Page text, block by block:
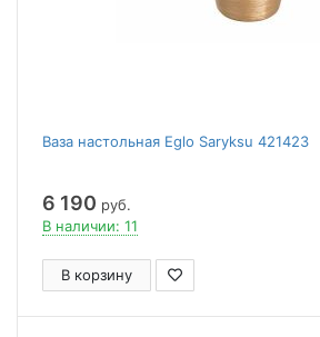
Ваза настольная Eglo Saryksu 421423
6 190 руб.
В наличии: 11
В корзину